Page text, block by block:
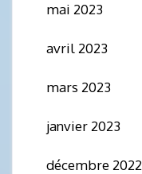
mai 2023
avril 2023
mars 2023
janvier 2023
décembre 2022